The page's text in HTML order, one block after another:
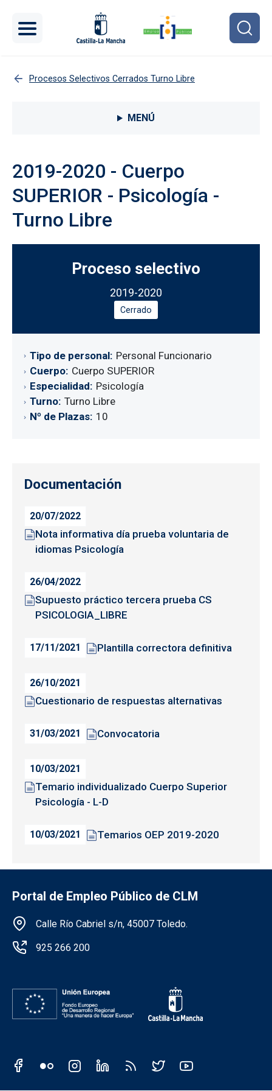
Procesos Selectivos Cerrados Turno Libre
Menú lateral Procesos selectivos
MENÚ
2019-2020 - Cuerpo
SUPERIOR - Psicología -
Turno Libre
Proceso selectivo
2019-2020
Cerrado
Tipo de personal Personal Funcionario
Cuerpo Cuerpo SUPERIOR
Especialidad Psicología
Turno Turno Libre
Nº de Plazas 10
Documentación
20/07/2022
Nota informativa día prueba voluntaria de
idiomas Psicología
26/04/2022
Supuesto práctico tercera prueba CS
PSICOLOGIA_LIBRE
17/11/2021 Plantilla correctora definitiva
26/10/2021
Cuestionario de respuestas alternativas
31/03/2021 Convocatoria
10/03/2021
Temario individualizado Cuerpo Superior
Psicología - L-D
10/03/2021 Temarios OEP 2019-2020
Portal de Empleo Público de CLM
Información de la institución
Calle Río Cabriel s/n, 45007 Toledo.
925 266 200
Redes sociales JCCM